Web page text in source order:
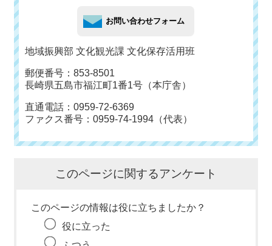
地域振興部 文化観光課 文化保存活用班
郵便番号：853-8501
長崎県五島市福江町1番1号（本庁舎）
直通電話：0959-72-6369
ファクス番号：0959-74-1994（代表）
このページに関するアンケート
このページの情報は役に立ちましたか？
役に立った